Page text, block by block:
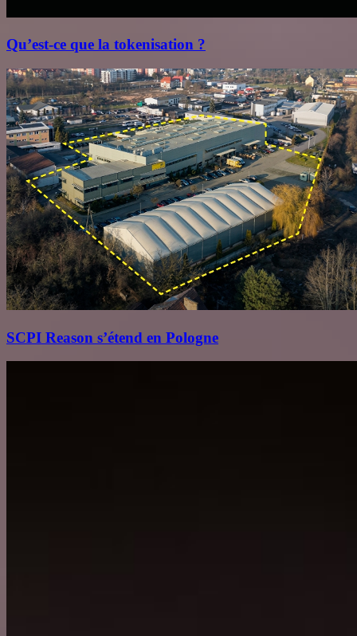
Qu’est‑ce que la tokenisation ?
SCPI Reason s’étend en Pologne